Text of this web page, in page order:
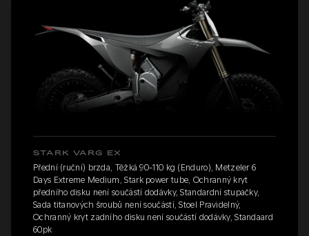
STARK VARG EX
Přední (ruční) brzda, Těžká 90-110 kg (Enduro), Metzeler 6
Days Extreme Medium, Stark power tube, Ochranný kryt
předního disku není součástí dodávky, Standardní stupačky,
Sada titanových šroubů není součástí, Stoel Pravidelný,
Ochranný kryt zadního disku není součástí dodávky, Standaard
60pk